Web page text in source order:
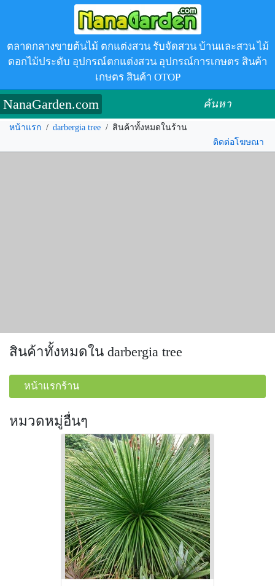
ตลาดกลางขายต้นไม้ ตกแต่งสวน รับจัดสวน บ้านและสวน ไม้
ดอกไม้ประดับ อุปกรณ์ตกแต่งสวน อุปกรณ์การเกษตร สินค้า
เกษตร สินค้า OTOP
NanaGarden.com ค้นหา
หน้าแรก / darbergia tree / สินค้าทั้งหมดในร้าน
ติดต่อโฆษณา
สินค้าทั้งหมดใน darbergia tree
หน้าแรกร้าน
หมวดหมู่อื่นๆ